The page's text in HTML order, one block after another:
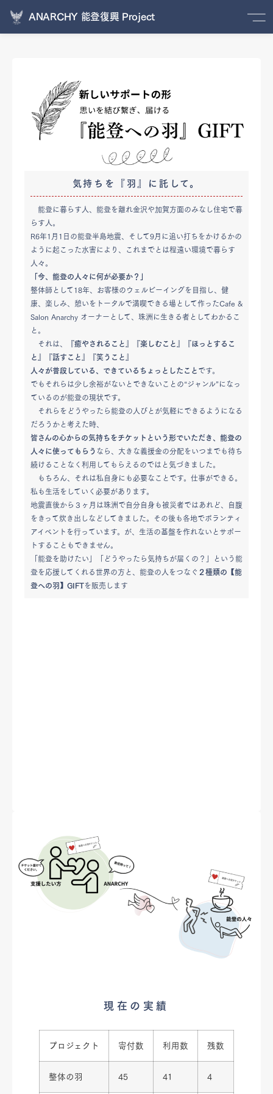
ANARCHY 能登復興 Project
気持ちを『羽』に託して。​
能登に暮らす人、能登を離れ金沢や加賀方面のみなし住宅で暮
らす人。
R6年1月1日の能登半島地震、そして9月に追い打ちをかけるかの
ように起こった水害により、これまでとは程遠い環境で暮らす
人々。
「今、能登の人々に何が必要か？」
整体師として18年、お客様のウェルビーイングを目指し、健
康、楽しみ、憩いをトータルで満喫できる場として作ったCafe &
Salon Anarchy オーナーとして、珠洲に生きる者としてわかるこ
と。
それは、
『癒やされること』『楽しむこと』『ほっとするこ
と』『話すこと』『笑うこと』
人々が普段している、できているちょっとしたこと です。
でもそれらは少し余裕がないとできないことの“ジャンル”になっ
ているのが能登の現状です。
それらをどうやったら能登の人びとが気軽にできるようになる
だろうかと考えた時、
皆さんの心からの気持ちをチケットという形でいただき、能登の
人々に使ってもらう なら、大きな義援金の分配をいつまでも待ち
続けることなく利用してもらえるのではと気づきました。
もちろん、それは私自身にも必要なことです。仕事ができる。
私も生活をしていく必要があります。
地震直後から３ヶ月は珠洲で自分自身も被災者ではあれど、自腹
をきって炊き出しなどしてきました。その後も各地でボランティ
アイベントを行っています。が、生活の基盤を作れないとサポー
トすることもできません。
「能登を助けたい」「どうやったら気持ちが届くの？」という能
登を応援してくれる世界の方と、能登の人をつなぐ ２種類の【能
登への羽】GIFTを販売します
現在の実績
プロジェクト 寄付数 利用数 残数
整体の羽 45 41 4